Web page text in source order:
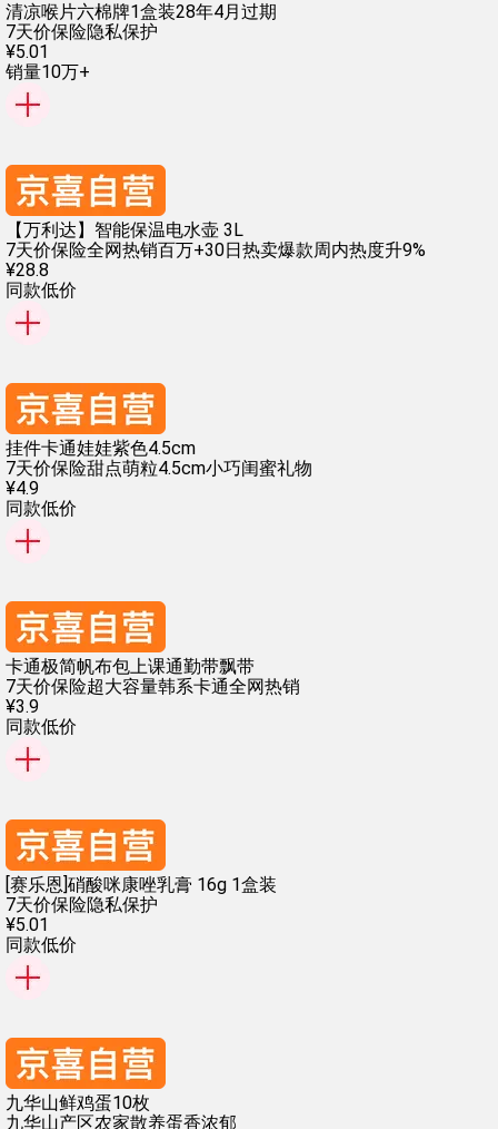
清凉喉片六棉牌1盒装28年4月过期
7天价保险隐私保护
¥5.01
销量10万+
【万利达】智能保温电水壶 3L
7天价保险全网热销百万+30日热卖爆款周内热度升9%
¥28.8
同款低价
挂件卡通娃娃紫色4.5cm
7天价保险甜点萌粒4.5cm小巧闺蜜礼物
¥4.9
同款低价
卡通极简帆布包上课通勤带飘带
7天价保险超大容量韩系卡通全网热销
¥3.9
同款低价
[赛乐恩]硝酸咪康唑乳膏 16g 1盒装
7天价保险隐私保护
¥5.01
同款低价
九华山鲜鸡蛋10枚
九华山产区农家散养蛋香浓郁